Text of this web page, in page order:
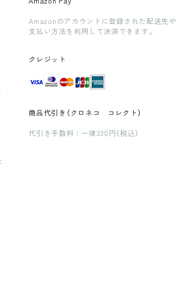
Amazonのアカウントに登録された配送先や
支払い方法を利用して決済できます。
クレジット
商品代引き（クロネコ コレクト）
代引き手数料：一律330円（税込）